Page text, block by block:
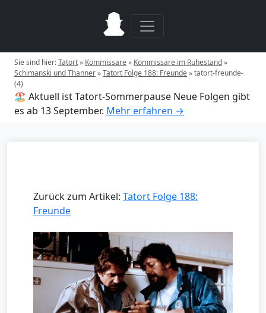
Sie sind hier:Tatort» Kommissare» Kommissare im Ruhestand»
Schimanski und Thanner»Tatort Folge 188: Freunde»tatort-freunde-
(4)
🏖️ Aktuell ist Tatort-Sommerpause Neue Folgen gibt
es ab 13 September. Mehr erfahren →
Zurück zum Artikel: Tatort Folge 188:
Freunde